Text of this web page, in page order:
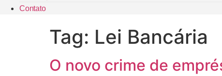
Contato
Tag: Lei Bancária
O novo crime de